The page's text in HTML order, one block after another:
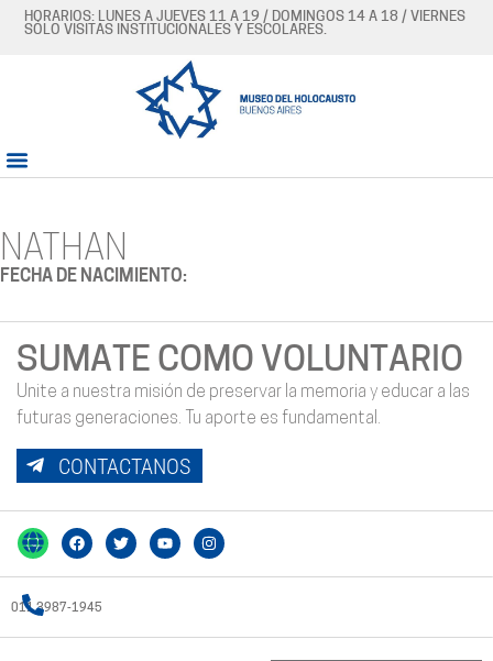
HORARIOS: LUNES A JUEVES 11 A 19 / DOMINGOS 14 A 18 / VIERNES
SÓLO VISITAS INSTITUCIONALES Y ESCOLARES.
NATHAN
FECHA DE NACIMIENTO:
SUMATE COMO VOLUNTARIO
Unite a nuestra misión de preservar la memoria y educar a las
futuras generaciones. Tu aporte es fundamental.
CONTACTANOS
011 3987-1945